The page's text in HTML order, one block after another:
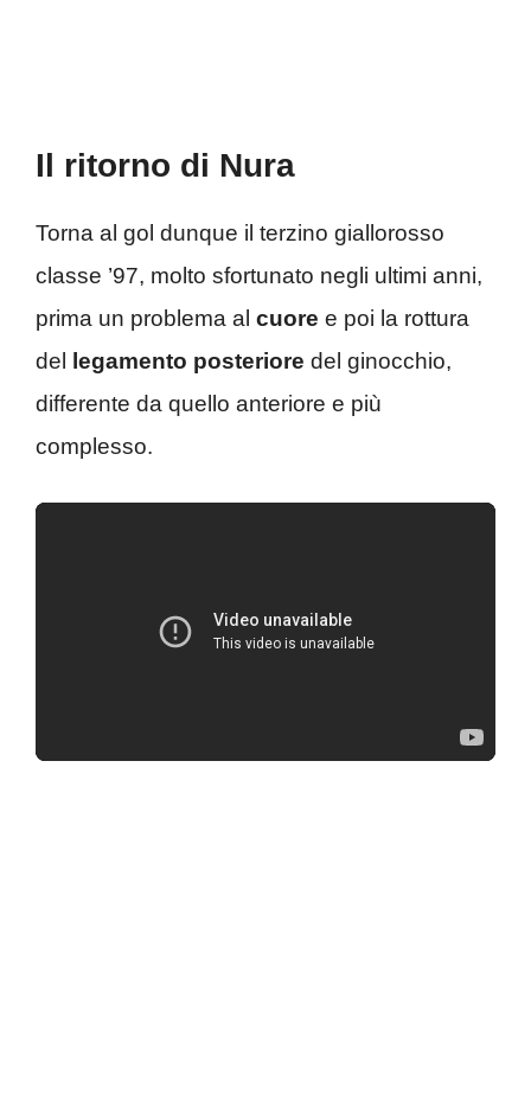
Il ritorno di Nura
Torna al gol dunque il terzino giallorosso
classe ’97, molto sfortunato negli ultimi anni,
prima un problema al cuore e poi la rottura
del
legamento posteriore del ginocchio,
differente da quello anteriore e più
complesso.